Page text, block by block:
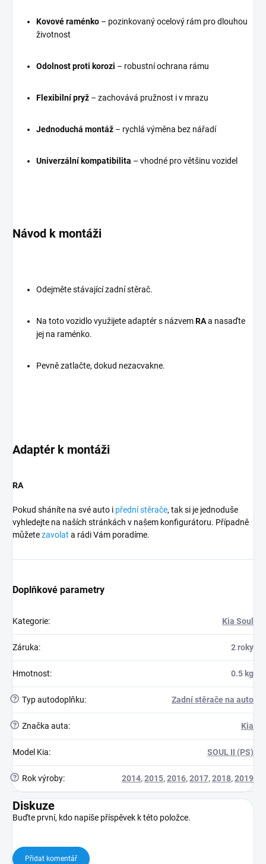
Kovové raménko – pozinkovaný ocelový rám pro dlouhou
životnost
Odolnost proti korozi – robustní ochrana rámu
Flexibilní pryž – zachovává pružnost i v mrazu
Jednoduchá montáž – rychlá výměna bez nářadí
Univerzální kompatibilita – vhodné pro většinu vozidel
Návod k montáži
Odejměte stávající zadní stěrač.
Na toto vozidlo využijete adaptér s názvemRAa nasaďte
jej na raménko.
Pevně zatlačte, dokud nezacvakne.
Adaptér k montáži
RA
Pokud sháníte na své auto i přední stěrače, tak si je jednoduše
vyhledejte na naších stránkách v našem konfigurátoru. Případně
můžetezavolat a rádi Vám poradíme.
Doplňkové parametry
Kategorie: Kia Soul
Záruka: 2 roky
Hmotnost: 0.5 kg
? Typ autodoplňku: Zadní stěrače na auto
? Značka auta: Kia
Model Kia: SOUL II (PS)
? Rok výroby: 2014,2015,2016,2017,2018,2019
Diskuze
Buďte první, kdo napíše příspěvek k této položce.
Přidat komentář